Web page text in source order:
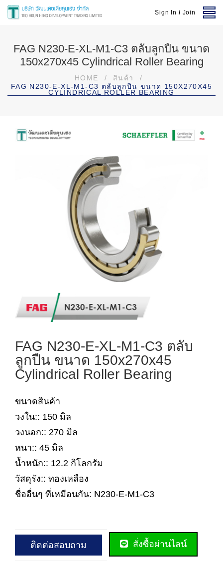
Sign In / Join
FAG N230-E-XL-M1-C3 ตลับลูกปืน ขนาด
150x270x45 Cylindrical Roller Bearing
HOME / สินค้า
/
FAG N230-E-XL-M1-C3 ตลับลูกปืน ขนาด 150X270X45
CYLINDRICAL ROLLER BEARING
FAG N230-E-XL-M1-C3 ตลับ
ลูกปืน ขนาด 150x270x45
Cylindrical Roller Bearing
ขนาดสินค้า
วงใน:: 150 มิล
วงนอก:: 270 มิล
หนา:: 45 มิล
น้ำหนัก:: 12.2 กิโลกรัม
วัสดุรัง:: ทองเหลือง
ชื่ออื่นๆ ที่เหมือนกัน: N230-E-M1-C3
ติดต่อสอบถาม สั่งซื้อผ่านไลน์